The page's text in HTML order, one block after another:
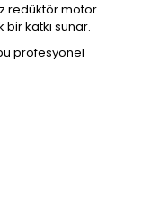
redüktör motor
katkı sunar.
profesyonel